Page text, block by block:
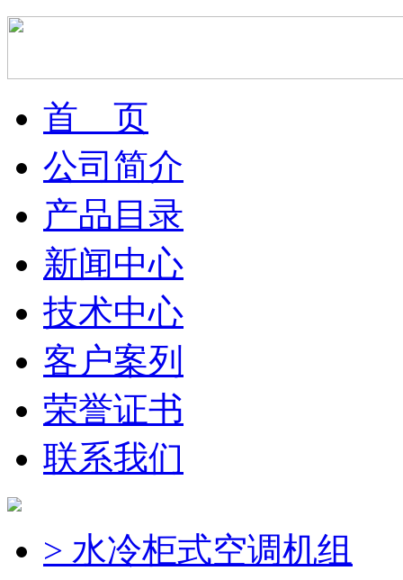
首 页
公司简介
产品目录
新闻中心
技术中心
客户案列
荣誉证书
联系我们
> 水冷柜式空调机组